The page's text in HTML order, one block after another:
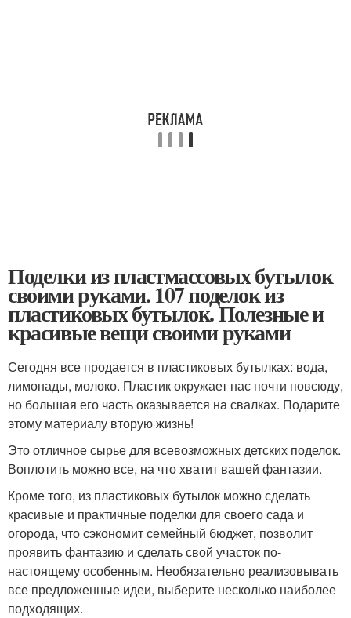
Поделки из пластмассовых бутылок
своими руками. 107 поделок из
пластиковых бутылок. Полезные и
красивые вещи своими руками
Сегодня все продается в пластиковых бутылках: вода,
лимонады, молоко. Пластик окружает нас почти повсюду,
но большая его часть оказывается на свалках. Подарите
этому материалу вторую жизнь!
Это отличное сырье для всевозможных детских поделок.
Воплотить можно все, на что хватит вашей фантазии.
Кроме того, из пластиковых бутылок можно сделать
красивые и практичные поделки для своего сада и
огорода, что сэкономит семейный бюджет, позволит
проявить фантазию и сделать свой участок по-
настоящему особенным. Необязательно реализовывать
все предложенные идеи, выберите несколько наиболее
подходящих.